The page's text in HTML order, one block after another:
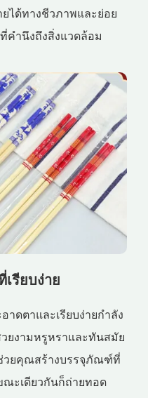
ด้ทางชีวภาพและย่อย
คำนึงถึงสิ่งแวดล้อม
รียบง่าย
ดตาและเรียบง่ายกำลัง
ยงามหรูหราและทันสมัย
วยคุณสร้างบรรจุภัณฑ์ที่
ะเดียวกันก็ถ่ายทอด